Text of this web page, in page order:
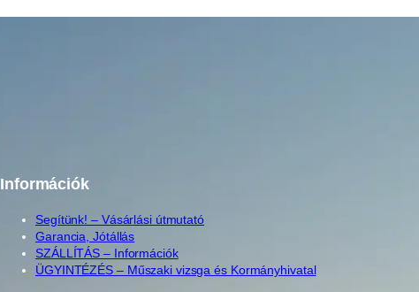
Információk
Segítünk! – Vásárlási útmutató
Garancia, Jótállás
SZÁLLÍTÁS – Információk
ÜGYINTÉZÉS – Műszaki vizsga és Kormányhivatal